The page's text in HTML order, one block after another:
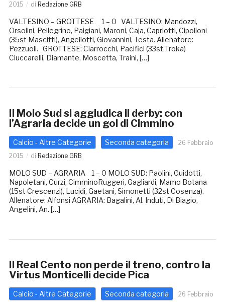
2015
di Redazione GRB
VALTESINO – GROTTESE 1 – 0 VALTESINO: Mandozzi,
Orsolini, Pellegrino, Paigiani, Maroni, Caja, Capriotti, Cipolloni
(35st Mascitti), Angellotti, Giovannini, Testa. Allenatore:
Pezzuoli. GROTTESE: Ciarrocchi, Pacifici (33st Troka)
Ciuccarelli, Diamante, Moscetta, Traini, […]
Il Molo Sud si aggiudica il derby: con
l’Agraria decide un gol di Cimmino
Calcio - Altre Categorie Seconda categoria
26 Febbraio
2015
di Redazione GRB
MOLO SUD – AGRARIA 1 – 0 MOLO SUD: Paolini, Guidotti,
Napoletani, Curzi, CimminoRuggeri, Gagliardi, Mamo Botana
(15st Crescenzi), Lucidi, Gaetani, Simonetti (32st Cosenza).
Allenatore: Alfonsi AGRARIA: Bagalini, Al. Induti, Di Biagio,
Angelini, An. […]
Il Real Cento non perde il treno, contro la
Virtus Monticelli decide Pica
Calcio - Altre Categorie Seconda categoria
26 Febbraio